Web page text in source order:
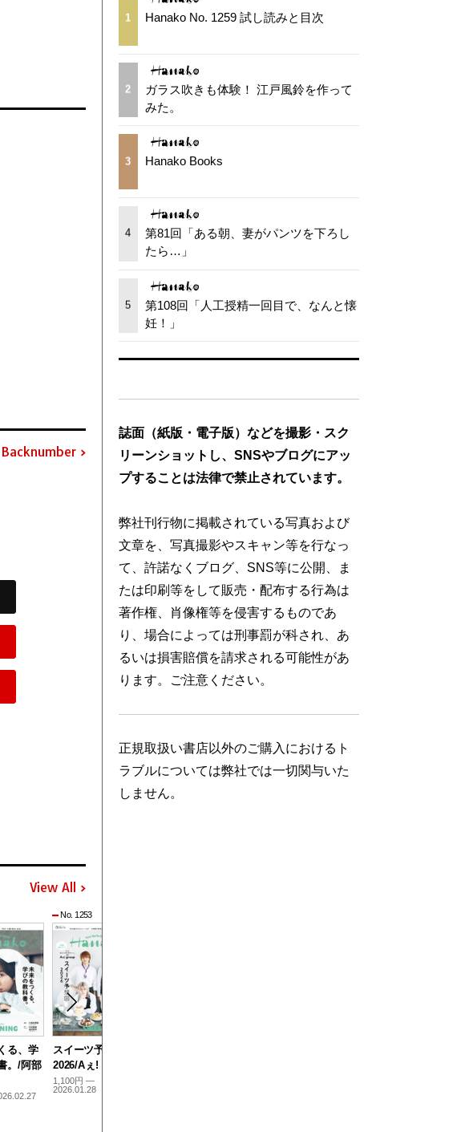
Backnumber
View All
る、学
。/阿部
No. 1253
スイーツ予想図
2026/Aぇ! grou …
1,100円 —
2026.01.28
1 Hanako No. 1259 試し読みと目次
2
ガラス吹きも体験！ 江戸風鈴を作って
みた。
3 Hanako Books
4
第81回「ある朝、妻がパンツを下ろし
たら…」
5
第108回「人工授精一回目で、なんと懐
妊！」
誌面（紙版・電子版）などを撮影・スク
リーンショットし、SNSやブログにアッ
プすることは法律で禁止されています。
弊社刊行物に掲載されている写真および
文章を、写真撮影やスキャン等を行なっ
て、許諾なくブログ、SNS等に公開、ま
たは印刷等をして販売・配布する行為は
著作権、肖像権等を侵害するものであ
り、場合によっては刑事罰が科され、あ
るいは損害賠償を請求される可能性があ
ります。ご注意ください。
正規取扱い書店以外のご購入におけるト
ラブルについては弊社では一切関与いた
しません。